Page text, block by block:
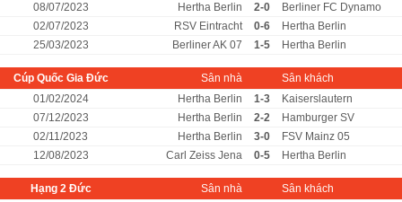
08/07/2023
Hertha Berlin 2-0
Berliner FC Dynamo
02/07/2023
RSV Eintracht 0-6
Hertha Berlin
25/03/2023
Berliner AK 07 1-5 Hertha Berlin
Cúp Quốc Gia Đức Sân nhà
Sân khách
01/02/2024
Hertha Berlin 1-3
Kaiserslautern
07/12/2023
Hertha Berlin 2-2
Hamburger SV
02/11/2023
Hertha Berlin 3-0
FSV Mainz 05
12/08/2023
Carl Zeiss Jena 0-5 Hertha Berlin
Hạng 2 Đức Sân nhà
Sân khách